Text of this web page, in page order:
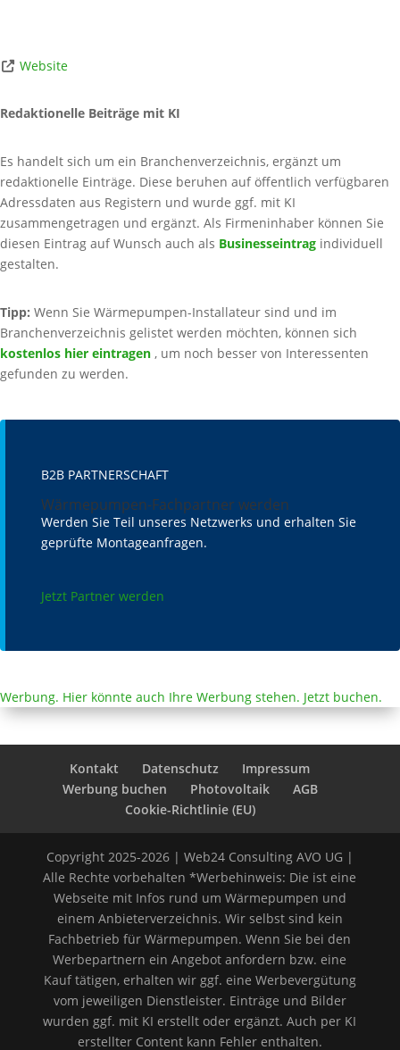
Website
Redaktionelle Beiträge mit KI
Es handelt sich um ein Branchenverzeichnis, ergänzt um
redaktionelle Einträge. Diese beruhen auf öffentlich verfügbaren
Adressdaten aus Registern und wurde ggf. mit KI
zusammengetragen und ergänzt. Als Firmeninhaber können Sie
diesen Eintrag auf Wunsch auch als Businesseintrag individuell
gestalten.
Tipp: Wenn Sie Wärmepumpen-Installateur sind und im
Branchenverzeichnis gelistet werden möchten, können sich
kostenlos hier eintragen , um noch besser von Interessenten
gefunden zu werden.
B2B PARTNERSCHAFT
Wärmepumpen-Fachpartner werden
Werden Sie Teil unseres Netzwerks und erhalten Sie
geprüfte Montageanfragen.
Jetzt Partner werden
Werbung. Hier könnte auch Ihre Werbung stehen. Jetzt buchen.
Kontakt Datenschutz
Impressum
Werbung buchen
Photovoltaik
AGB
Cookie-Richtlinie (EU)
Copyright 2025-2026 | Web24 Consulting AVO UG |
Alle Rechte vorbehalten *Werbehinweis: Die ist eine
Webseite mit Infos rund um Wärmepumpen und
einem Anbieterverzeichnis. Wir selbst sind kein
Fachbetrieb für Wärmepumpen. Wenn Sie bei den
Werbepartnern ein Angebot anfordern bzw. eine
Kauf tätigen, erhalten wir ggf. eine Werbevergütung
vom jeweiligen Dienstleister. Einträge und Bilder
wurden ggf. mit KI erstellt oder ergänzt. Auch per KI
erstellter Content kann Fehler enthalten.